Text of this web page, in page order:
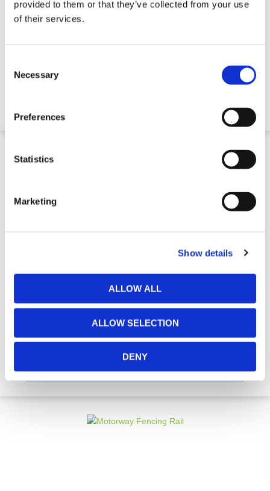
provided to them or that they’ve collected from your use
of their services.
Selection
Necessary
Preferences
Statistics
Marketing
Show details
ALLOW ALL
ALLOW SELECTION
DENY
UC4 Geïmpregneerde Houten Paal